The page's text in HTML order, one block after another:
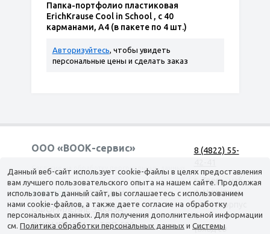
Папка-портфолио пластиковая
ErichKrause Cool in School , c 40
карманами, A4 (в пакете по 4 шт.)
Авторизуйтесь, чтобы увидеть
персональные цены и сделать заказ
ООО «ВООК-сервис»
Согласие на обработку персональных данных
КАТАЛОГ
ДОСТАВКА
ОФОРМЛЕНИЕ ЗАКАЗА
О КОМПАНИИ
ТОП-500
8 (4822) 55-
г. Тверь, наб.
А. Никитина,
д. 144 корпус
1
(вход со
Данный веб-сайт использует cookie-файлы в целях предоставления
вам лучшего пользовательского опыта на нашем сайте. Продолжая
использовать данный сайт, вы соглашаетесь с использованием
нами cookie-файлов, а также даете согласие на обработку
персональных данных. Для получения дополнительной информации
см. Политика обработки персональных данных и Системы